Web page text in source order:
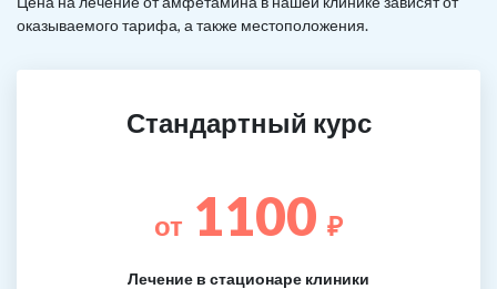
оказываемого тарифа, а также местоположения.
Стандартный курс
от 1100 ₽
Лечение в стационаре клиники